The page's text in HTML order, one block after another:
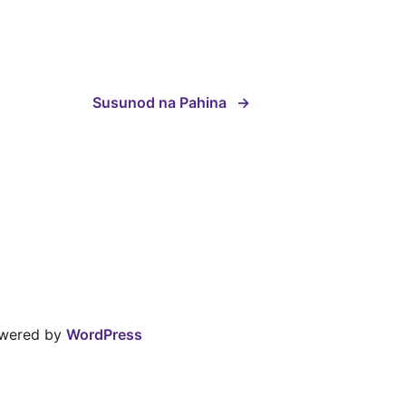
Susunod na Pahina →
by WordPress